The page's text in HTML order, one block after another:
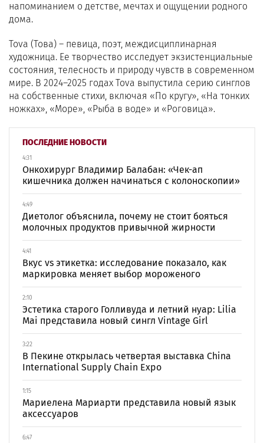
ПОСЛЕДНИЕ НОВОСТИ
4:31
Онкохирург Владимир Балабан: «Чек-ап
кишечника должен начинаться с колоноскопии»
4:49
Диетолог объяснила, почему не стоит бояться
молочных продуктов привычной жирности
4:41
Вкус vs этикетка: исследование показало, как
маркировка меняет выбор мороженого
2:10
Эстетика старого Голливуда и летний нуар: Lilia
Mai представила новый сингл Vintage Girl
3:22
В Пекине открылась четвертая выставка China
International Supply Chain Expo
1:15
Мариелена Мариарти представила новый язык
аксессуаров
6:47
напоминанием о детстве, мечтах и ощущении родного
дома.
Tova (Това) – певица, поэт, междисциплинарная
художница. Ее творчество исследует экзистенциальные
состояния, телесность и природу чувств в современном
мире. В 2024–2025 годах Tova выпустила серию синглов
на собственные стихи, включая «По кругу», «На тонких
ножках», «Море», «Рыба в воде» и «Роговица».